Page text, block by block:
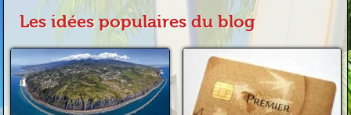
Les idées populaires du blog